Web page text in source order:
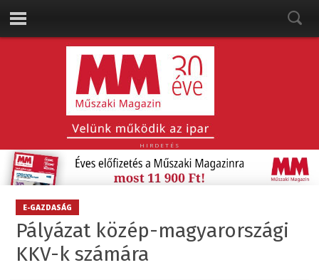
HIRDETÉS
E-GAZDASÁG
Pályázat közép-magyarországi
KKV-k számára